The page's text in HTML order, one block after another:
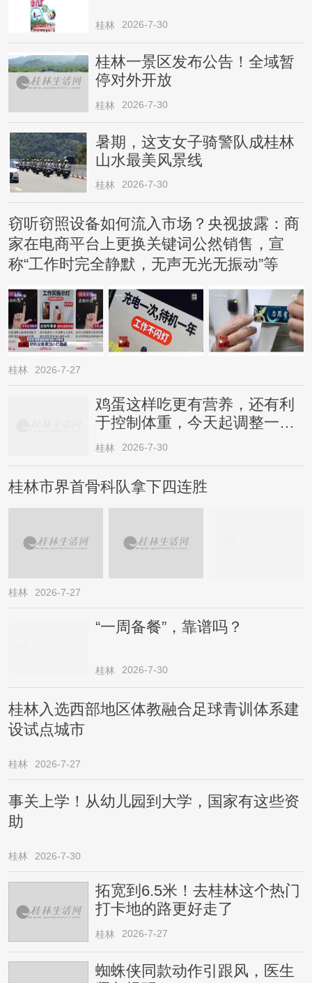
桂林 2026-7-30
桂林一景区发布公告！全域暂
停对外开放
桂林 2026-7-30
暑期，这支女子骑警队成桂林
山水最美风景线
桂林 2026-7-30
窃听窃照设备如何流入市场？央视披露：商
家在电商平台上更换关键词公然销售，宣
称“工作时完全静默，无声无光无振动”等
桂林 2026-7-27
鸡蛋这样吃更有营养，还有利
于控制体重，今天起调整一下
→
桂林 2026-7-30
桂林市界首骨科队拿下四连胜
桂林 2026-7-27
“一周备餐”，靠谱吗？
桂林 2026-7-30
桂林入选西部地区体教融合足球青训体系建
设试点城市
桂林 2026-7-27
事关上学！从幼儿园到大学，国家有这些资
助
桂林 2026-7-30
拓宽到6.5米！去桂林这个热门
打卡地的路更好走了
桂林 2026-7-27
蜘蛛侠同款动作引跟风，医生